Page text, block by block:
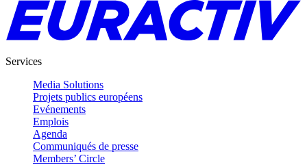
Services
Media Solutions
Projets publics européens
Evénements
Emplois
Agenda
Communiqués de presse
Members’ Circle